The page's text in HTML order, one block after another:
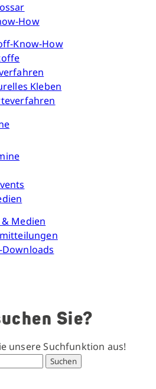
How
Know-How
Kleben
& Medien
Downloads
Sie?
unsere Suchfunktion aus!
Suchen